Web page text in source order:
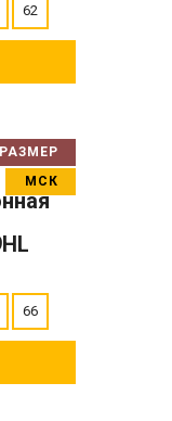
62
МСК
66